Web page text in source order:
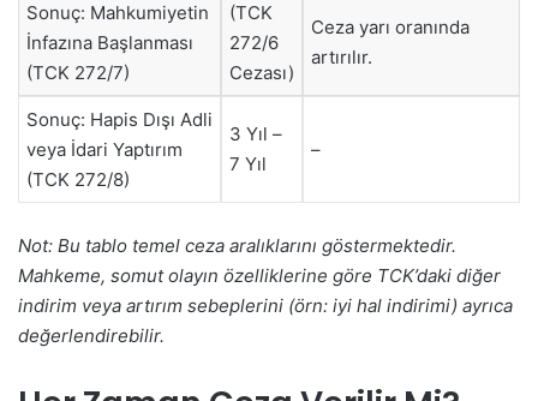
Sonuç: Mahkumiyetin
İnfazına Başlanması
(TCK 272/7)
(TCK
272/6
Cezası)
Ceza yarı oranında
artırılır.
Sonuç: Hapis Dışı Adli
veya İdari Yaptırım
(TCK 272/8)
3 Yıl –
7 Yıl
–
Not: Bu tablo temel ceza aralıklarını göstermektedir.
Mahkeme, somut olayın özelliklerine göre TCK’daki diğer
indirim veya artırım sebeplerini (örn: iyi hal indirimi) ayrıca
değerlendirebilir.